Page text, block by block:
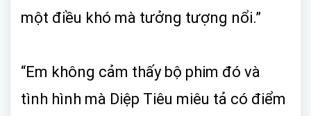
một điều khó mà tưởng tượng nổi.”
“Em không cảm thấy bộ phim đó và
tình hình mà Diệp Tiêu miêu tả có điểm